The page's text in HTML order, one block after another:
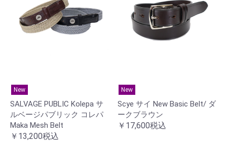
New
SALVAGE PUBLIC Kolepa サ
ルベージパブリック コレパ
Maka Mesh Belt
￥13,200税込
New
Scye サイ New Basic Belt/ ダ
ークブラウン
￥17,600税込